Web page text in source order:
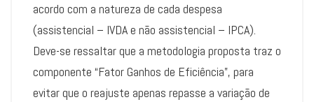
acordo com a natureza de cada despesa
(assistencial – IVDA e não assistencial – IPCA).
Deve-se ressaltar que a metodologia proposta traz o
componente “Fator Ganhos de Eficiência”, para
evitar que o reajuste apenas repasse a variação de